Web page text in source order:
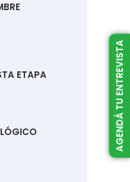
ETAPA AGENDÁ TU ENTREVISTA